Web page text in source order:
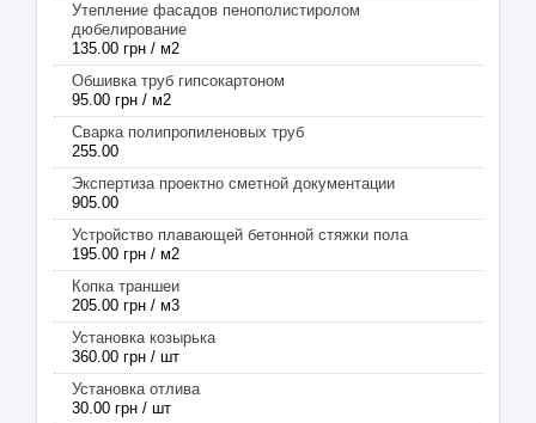
Утепление фасадов пенополистиролом
дюбелирование
135.00 грн / м2
Обшивка труб гипсокартоном
95.00 грн / м2
Сварка полипропиленовых труб
255.00
Экспертиза проектно сметной документации
905.00
Устройство плавающей бетонной стяжки пола
195.00 грн / м2
Копка траншеи
205.00 грн / м3
Установка козырька
360.00 грн / шт
Установка отлива
30.00 грн / шт